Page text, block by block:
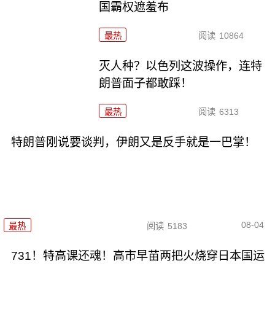
国霸权遮羞布
最热 阅读 10864
灭人种？以色列这波操作，连特
朗普面子都敢踩！
最热 阅读 6313
特朗普刚说要谈判，伊朗又是反手就是一巴掌！
最热 阅读 5183 08-04
731！特高课还魂！高市早苗两把火烧穿日本国运